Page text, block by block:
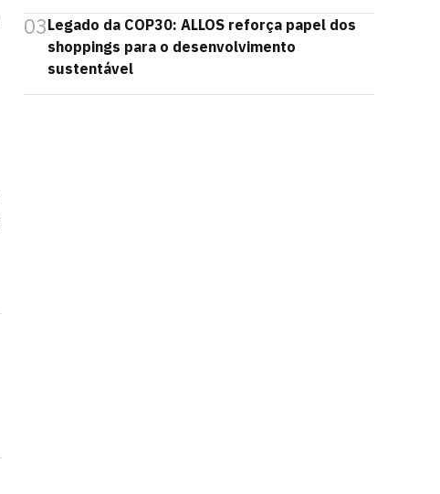
03Legado da COP30: ALLOS reforça papel dos
shoppings para o desenvolvimento
sustentável